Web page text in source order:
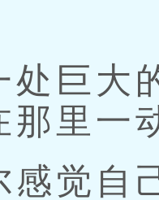
大的
那里一
自己